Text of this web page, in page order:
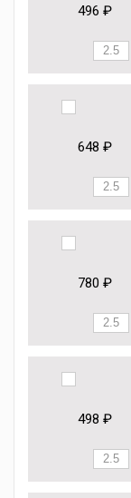
496 ₽
648 ₽
780 ₽
498 ₽